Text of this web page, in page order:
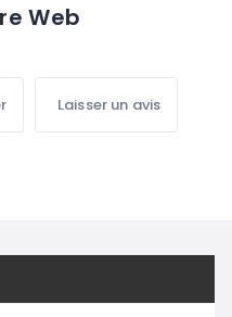
Web
Laisser un avis